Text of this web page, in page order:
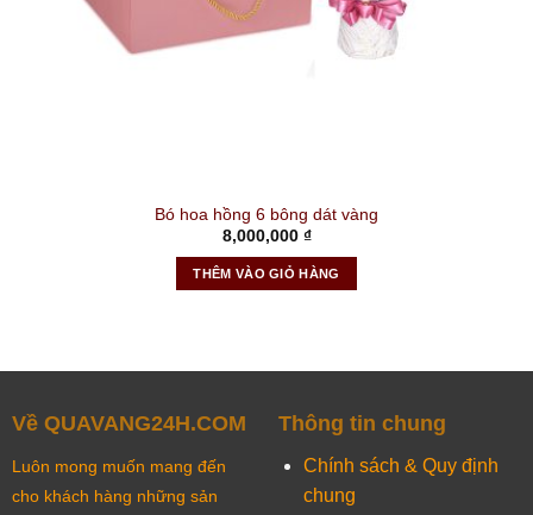
Bó hoa hồng 6 bông dát vàng
8,000,000 ₫
THÊM VÀO GIỎ HÀNG
Về QUAVANG24H.COM
Luôn mong muốn mang đến
cho khách hàng những sản
Thông tin chung
Chính sách & Quy định
chung